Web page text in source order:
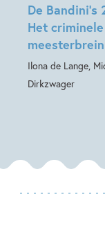
De Bandini’s
Het criminele
meesterbrein
Ilona de Lange,
Dirkzwager